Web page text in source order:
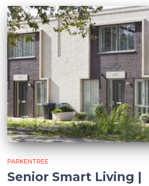
PARKENTREE
Senior Smart Living |